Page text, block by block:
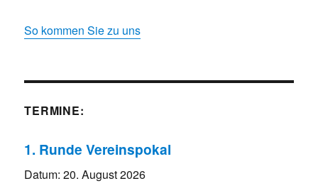
So kommen Sie zu uns
TERMINE:
1. Runde Vereinspokal
Datum:20. August 2026